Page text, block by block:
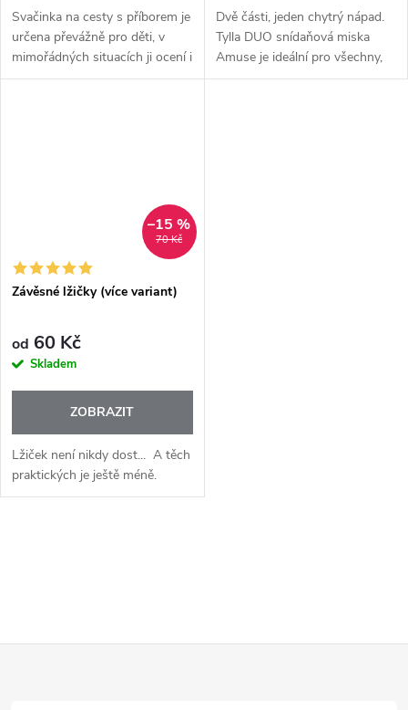
Svačinka na cesty s příborem je
určena převážně pro děti, v
mimořádných situacích ji ocení i
každý dospělý. Sada je
Dvě části, jeden chytrý nápad.
Tylla DUO snídaňová miska
Amuse je ideální pro všechny,
kteří chtějí mít jídlo přehledně
70 Kč
–15 %
Závěsné lžičky (více variant)
od 60 Kč
Skladem
ZOBRAZIT
Lžiček není nikdy dost... A těch
praktických je ještě méně.